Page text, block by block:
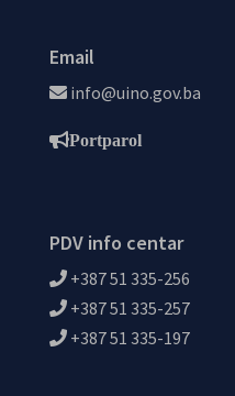
Email
info@uino.gov.ba
Portparol
PDV info centar
+387 51 335-256
+387 51 335-257
+387 51 335-197